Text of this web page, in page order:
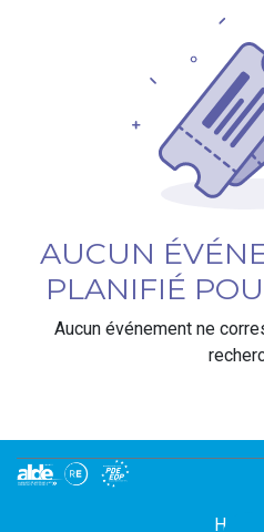
AUCUN
PLANIFIÉ
Aucun événement ne
Home